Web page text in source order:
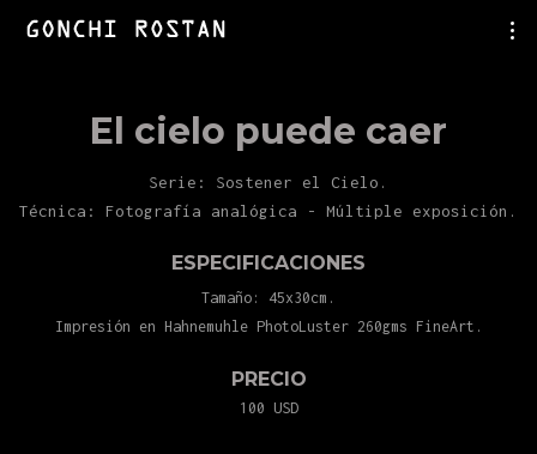
El cielo puede caer
Serie: Sostener el Cielo.
Técnica: Fotografía analógica - Múltiple exposición.
ESPECIFICACIONES
Tamaño: 45x30cm.
Impresión en Hahnemuhle PhotoLuster 260gms FineArt.
PRECIO
100 USD